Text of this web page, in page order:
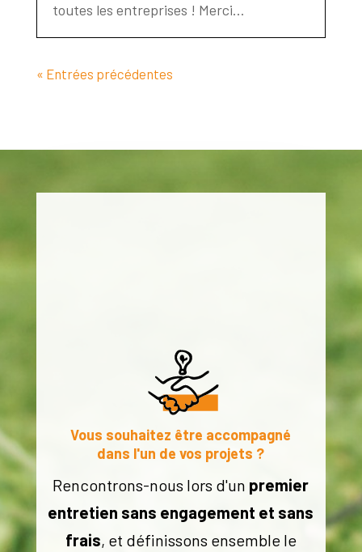
toutes les entreprises ! Merci...
« Entrées précédentes
Vous souhaitez être accompagné
dans l'un de vos projets ?
Rencontrons-nous lors d'un premier
entretien sans engagement et sans
frais, et définissons ensemble le